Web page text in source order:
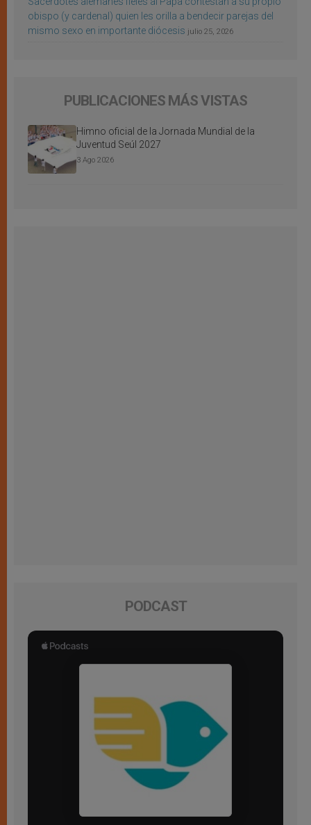
obispo (y cardenal) quien les orilla a bendecir parejas del
mismo sexo en importante diócesis julio 25, 2026
PUBLICACIONES MÁS VISTAS
Himno oficial de la Jornada Mundial de la
Juventud Seúl 2027
3 Ago 2026
PODCAST